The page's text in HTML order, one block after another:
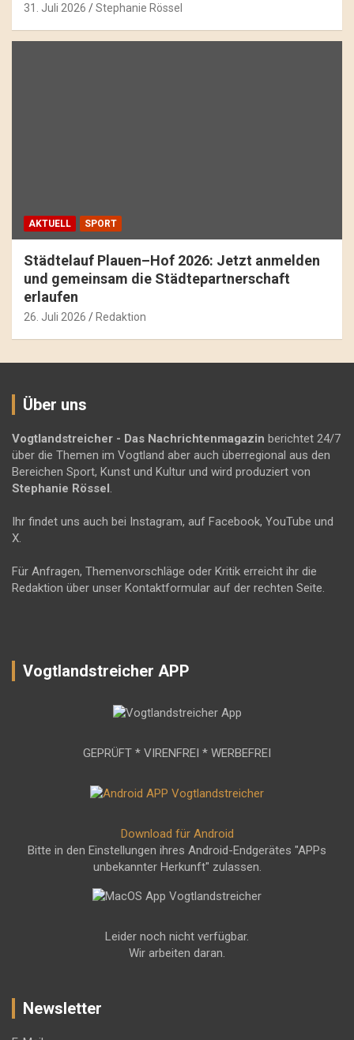
31. Juli 2026 Stephanie Rössel
AKTUELL SPORT
Städtelauf Plauen–Hof 2026: Jetzt anmelden
und gemeinsam die Städtepartnerschaft
erlaufen
26. Juli 2026 Redaktion
Über uns
Vogtlandstreicher - Das Nachrichtenmagazin berichtet 24/7
über die Themen im Vogtland aber auch überregional aus den
Bereichen Sport, Kunst und Kultur und wird produziert von
Stephanie Rössel.
Ihr findet uns auch bei Instagram, auf Facebook, YouTube und
X.
Für Anfragen, Themenvorschläge oder Kritik erreicht ihr die
Redaktion über unser Kontaktformular auf der rechten Seite.
Vogtlandstreicher APP
GEPRÜFT * VIRENFREI * WERBEFREI
Download für Android
Bitte in den Einstellungen ihres Android-Endgerätes "APPs
unbekannter Herkunft" zulassen.
Leider noch nicht verfügbar.
Wir arbeiten daran.
Newsletter